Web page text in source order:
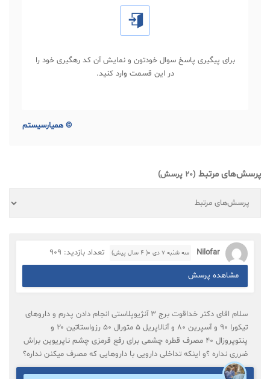
برای پیگیری پاسخ سوال خودتون و نمایش آن کد رهگیری خود را
در این قسمت وارد کنید.
© همیارسیستم
پرسش‌های مرتبط (20 پرسش)
Nilofar سه شنبه ۷ دی ۰( 4 سال پیش) تعداد بازدید: 909
مشاهده پرسش
سلام اقای دکتر خداقوت برج ۳ آنژیوپلاستی انجام دادن پدرم و داروهای
تیکورا ۹۰ و آسپرین ۸۰ و آنالاپریل ۵ متورال ۵۰ رزواستاتین ۲۰ و
پنتوپروزال ۴۰ مصرف قطره چشمی برای رفع قرمزی چشم ناپریوین براش
ضرری نداره ؟و اینکه تداخلی دارویی با داروهایی که مصرف میکنن نداره؟